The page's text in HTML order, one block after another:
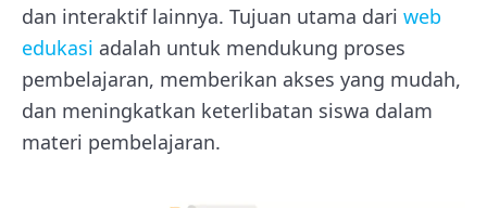
dan interaktif lainnya. Tujuan utama dari web
edukasi adalah untuk mendukung proses
pembelajaran, memberikan akses yang mudah,
dan meningkatkan keterlibatan siswa dalam
materi pembelajaran.